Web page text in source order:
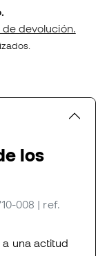
devolución.
los
008 | ref.
una actitud